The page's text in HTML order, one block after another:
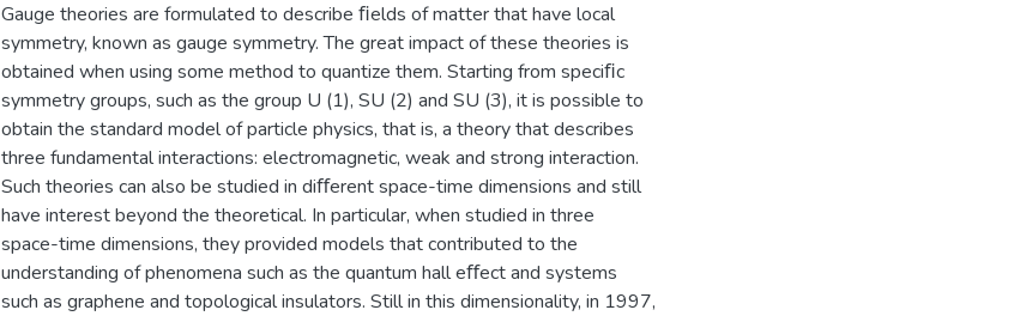
Gauge theories are formulated to describe ﬁelds of matter that have local
symmetry, known as gauge symmetry. The great impact of these theories is
obtained when using some method to quantize them. Starting from speciﬁc
symmetry groups, such as the group U (1), SU (2) and SU (3), it is possible to
obtain the standard model of particle physics, that is, a theory that describes
three fundamental interactions: electromagnetic, weak and strong interaction.
Such theories can also be studied in diﬀerent space-time dimensions and still
have interest beyond the theoretical. In particular, when studied in three
space-time dimensions, they provided models that contributed to the
understanding of phenomena such as the quantum hall eﬀect and systems
such as graphene and topological insulators. Still in this dimensionality, in 1997,